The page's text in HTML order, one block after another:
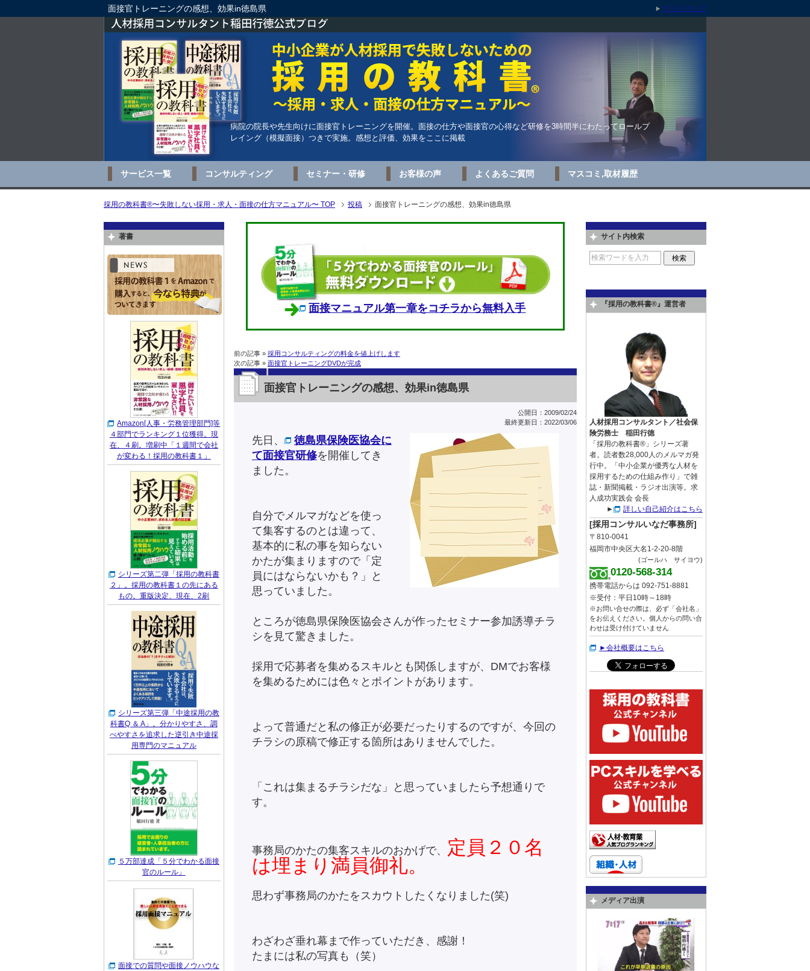
面接官トレーニングの感想、効果in徳島県
病院の院長や先生向けに面接官トレーニングを開催。面接の仕方や面接官の心得など研修を3時間半にわたってロールプ
レイング（模擬面接）つきで実施。感想と評価、効果をここに掲載
サービス一覧 コンサルティング セミナー・研修 お客様の声 よくあるご質問 マスコミ,取材履歴
採用の教科書®〜失敗しない採用・求人・面接の仕方マニュアル〜 TOP 投稿 面接官トレーニングの感想、効果in徳島県
面接マニュアル第一章をコチラから無料入手
前の記事 » 採用コンサルティングの料金を値上げします
次の記事 » 面接官トレーニングDVDが完成
面接官トレーニングの感想、効果in徳島県
公開日：2009/02/24
最終更新日：2022/03/06
先日、
徳島県保険医協会に
て面接官研修を開催してき
ました。
自分でメルマガなどを使っ
て集客するのとは違って、
基本的に私の事を知らない
かたが集まりますので「定
員にはならないかも？」と
思っていました。
ところが徳島県保険医協会さんが作ったセミナー参加誘導チラ
シを見て驚きました。
採用で応募者を集めるスキルとも関係しますが、DMでお客様
を集めるためには色々とポイントがあります。
よって普通だと私の修正が必要だったりするのですが、今回の
チラシの原稿で修正する箇所はありませんでした。
「これは集まるチラシだな」と思っていましたら予想通りで
す。
事務局のかたの集客スキルのおかげで、
定員２０名
は埋まり満員御礼。
思わず事務局のかたをスカウトしたくなりました(笑)
わざわざ垂れ幕まで作っていただき、感謝！
たまには私の写真も（笑）
著書
Amazon[人事・労務管理部門]等
４部門でランキング１位獲得。現
在、４刷。増刷中「１週間で会社
が変わる！採用の教科書１」
シリーズ第二弾「採用の教科書
２」。採用の教科書１の先にある
もの。重版決定、現在、2刷
シリーズ第三弾「中途採用の教
科書Q ＆ A」。分かりやすさ、調
べやすさを追求した逆引き中途採
用専門のマニュアル
５万部達成「５分でわかる面接
官のルール」
面接での質問や面接ノウハウな
サイト内検索
『採用の教科書®』運営者
人材採用コンサルタント／社会保
険労務士 稲田行徳
「採用の教科書®」シリーズ著
者。読者数28,000人のメルマガ発
行中。「中小企業が優秀な人材を
採用するための仕組み作り」で雑
誌・新聞掲載・ラジオ出演等。求
人成功実践会 会長
►
詳しい自己紹介はこちら
[採用コンサルいなだ事務所]
〒810-0041
福岡市中央区大名1-2-20-8階
(ゴールハ サイヨウ)
0120-568-314
携帯電話からは 092-751-8881
※受付：平日10時～18時
※お問い合せの際は、必ず「会社名」
をお伝えください。個人からの問い合
わせは受け付けていません
►会社概要はこちら
メディア出演
サイトマップ